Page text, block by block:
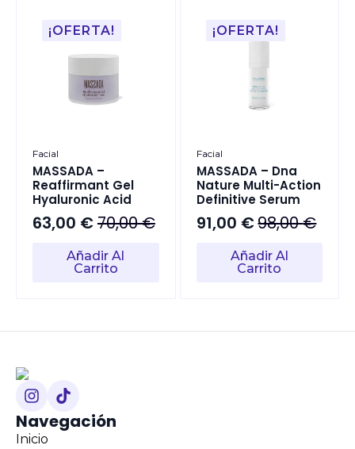
¡OFERTA!
Facial
MASSADA –
Reaffirmant Gel
Hyaluronic Acid
70,00€
El
precio
original
63,00 €
El
precio
actual
Añadir Al
Carrito
¡OFERTA!
Facial
MASSADA – Dna
Nature Multi-Action
Definitive Serum
98,00€
El
precio
original
91,00 €
El
precio
actual
Añadir Al
Carrito
Navegación
Inicio